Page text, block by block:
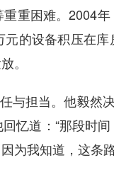
重困难。2004
的设备积压在
。
与担当。他毅然
忆道：“那段时
为我知道，这条